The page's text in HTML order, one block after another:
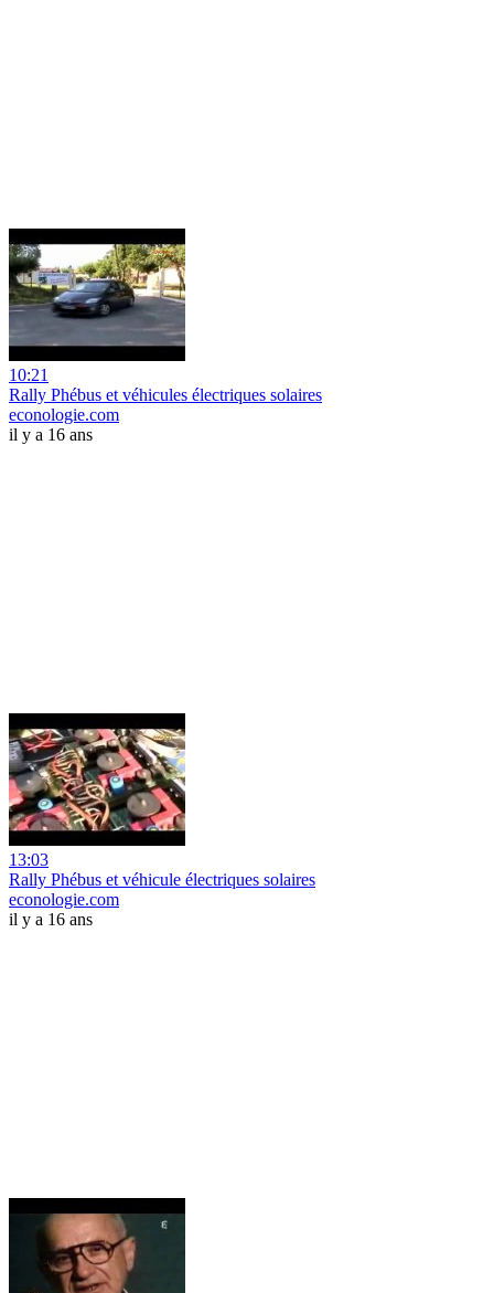
10:21
Rally Phébus et véhicules électriques solaires
econologie.com
il y a 16 ans
13:03
Rally Phébus et véhicule électriques solaires
econologie.com
il y a 16 ans